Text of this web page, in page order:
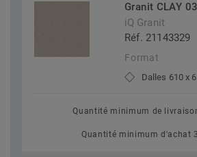
Granit CLAY
iQ Granit
Réf. 21143329
Format
Dalles 610 x
Quantité minimum de
Quantité minimum d'achat